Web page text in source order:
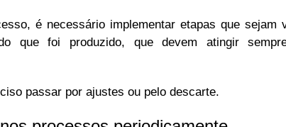
é necessário implementar etapas que sejam
que foi produzido, que devem atingir
passar por ajustes ou pelo descarte.